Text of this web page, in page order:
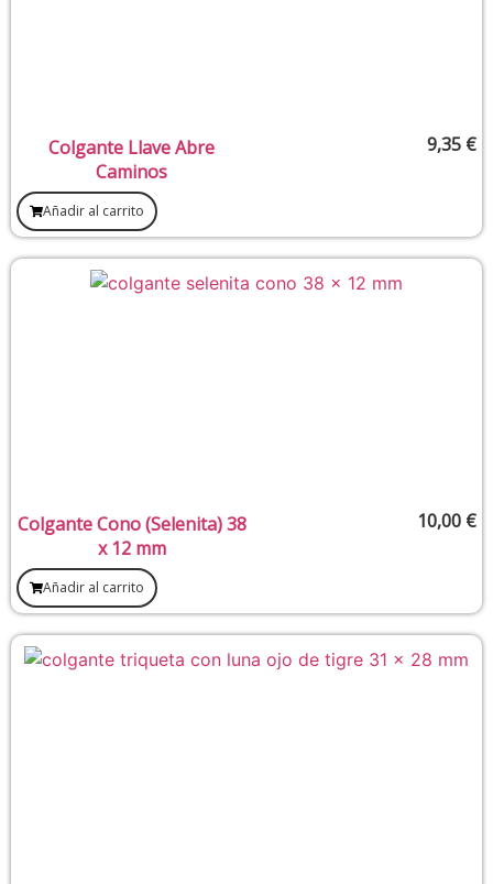
Colgante Llave Abre
Caminos
9,35 €
Añadir al carrito
Colgante Cono (Selenita) 38
x 12 mm
10,00 €
Añadir al carrito